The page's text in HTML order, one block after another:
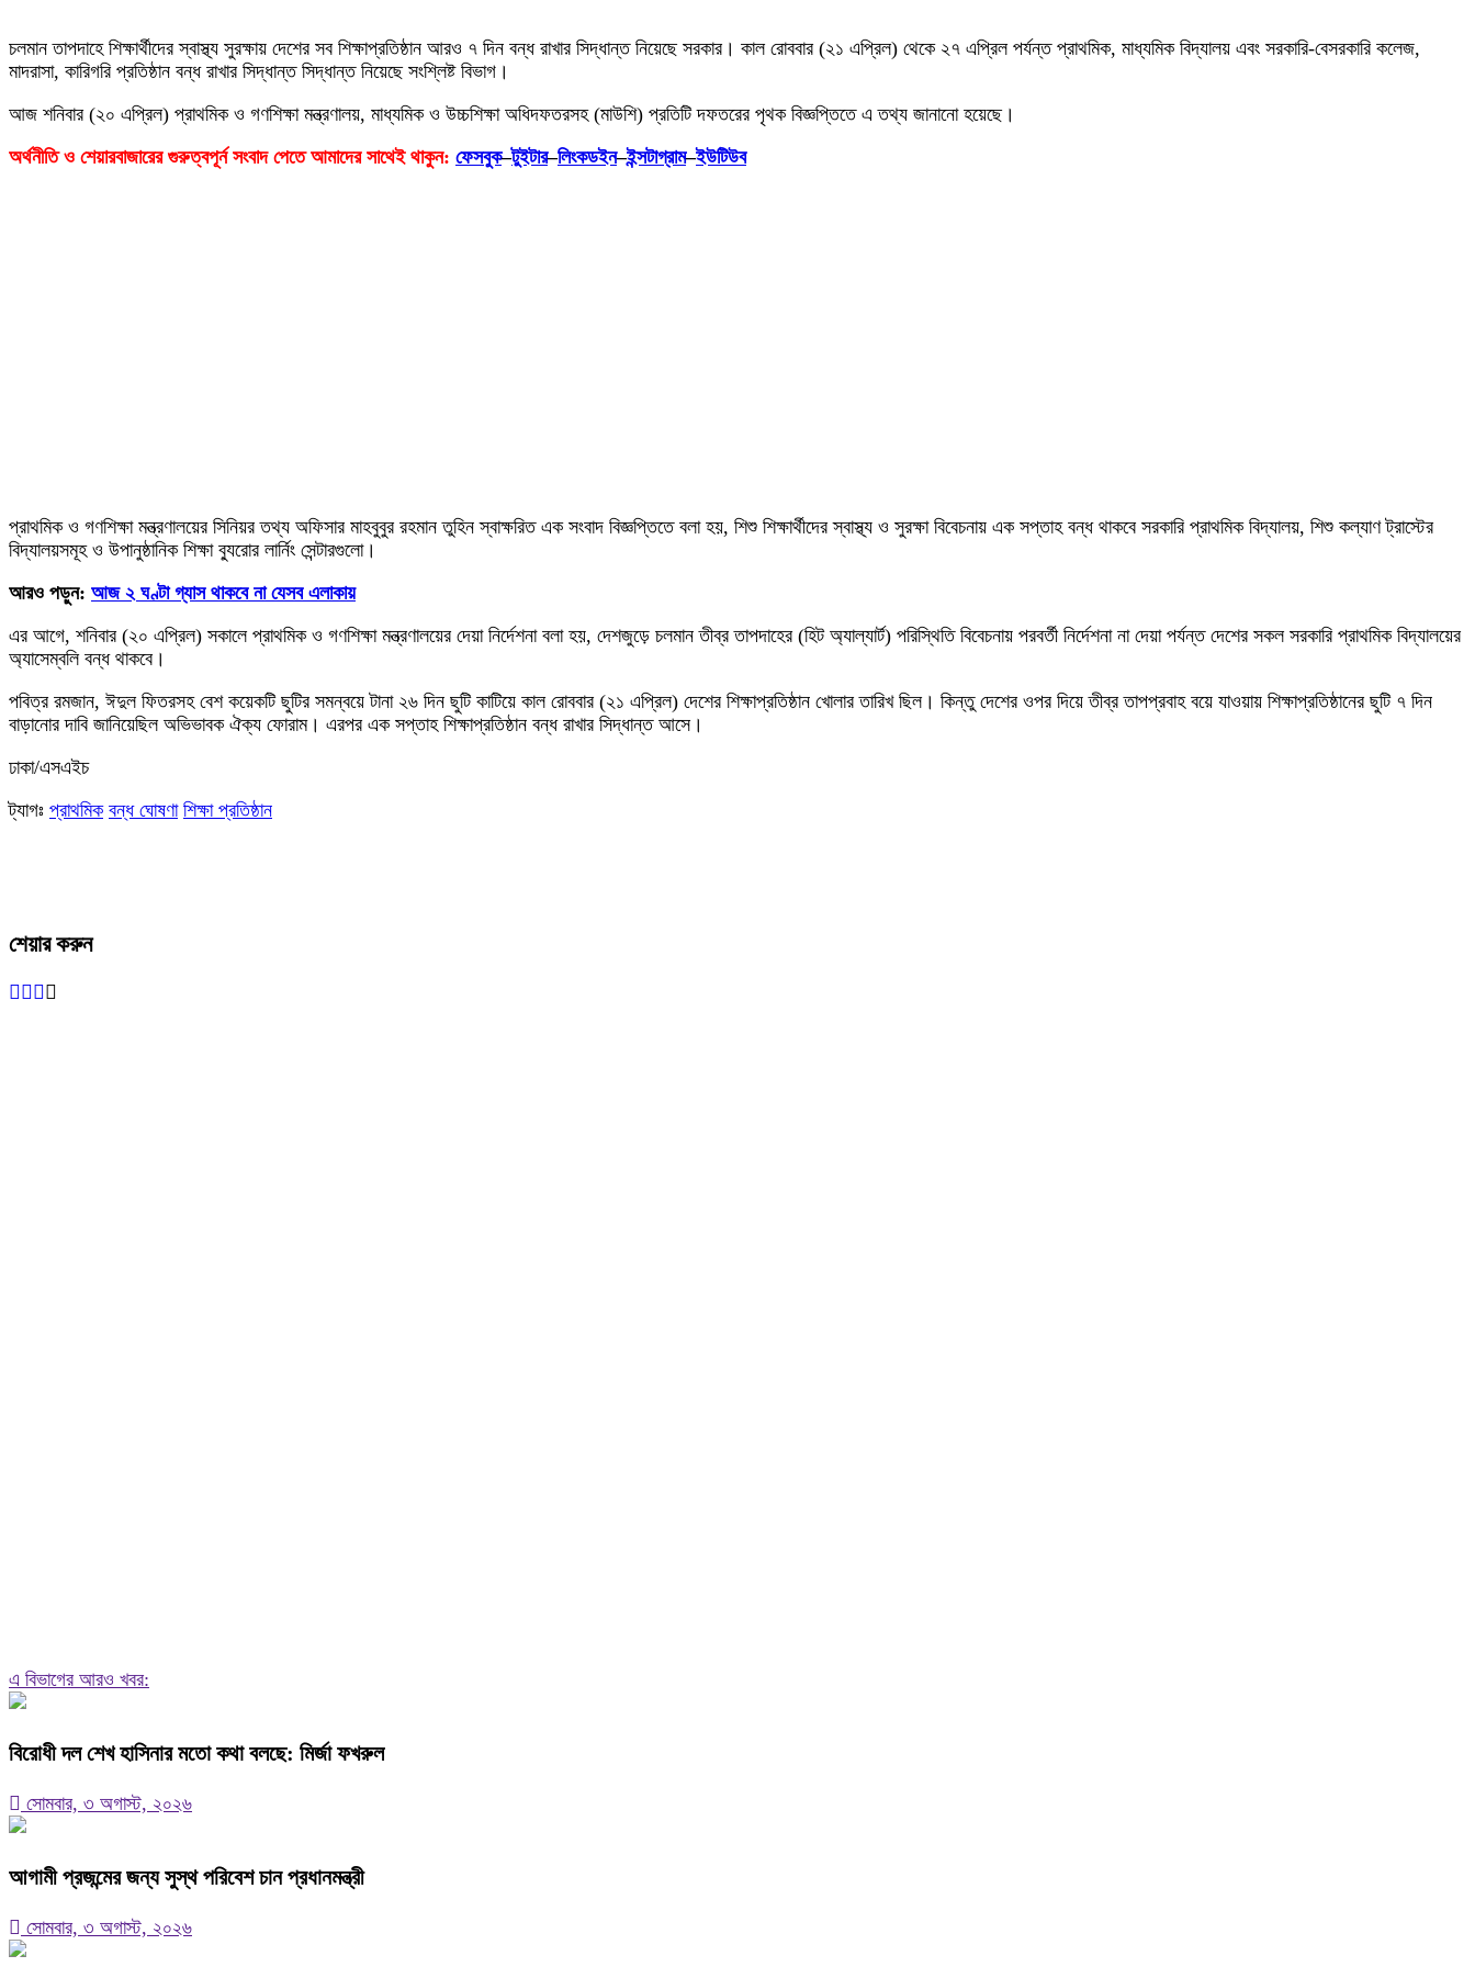
চলমান তাপদাহে শিক্ষার্থীদের স্বাস্থ্য সুরক্ষায় দেশের সব শিক্ষাপ্রতিষ্ঠান আরও ৭ দিন বন্ধ রাখার সিদ্ধান্ত নিয়েছে সরকার। কাল রোববার (২১ এপ্রিল) থেকে ২৭ এপ্রিল পর্যন্ত প্রাথমিক, মাধ্যমিক বিদ্যালয় এবং সরকারি-বেসরকারি কলেজ,
মাদরাসা, কারিগরি প্রতিষ্ঠান বন্ধ রাখার সিদ্ধান্ত সিদ্ধান্ত নিয়েছে সংশ্লিষ্ট বিভাগ।
আজ শনিবার (২০ এপ্রিল) প্রাথমিক ও গণশিক্ষা মন্ত্রণালয়, মাধ্যমিক ও উচ্চশিক্ষা অধিদফতরসহ (মাউশি) প্রতিটি দফতরের পৃথক বিজ্ঞপ্তিতে এ তথ্য জানানো হয়েছে।
অর্থনীতি ও শেয়ারবাজারের গুরুত্বপূর্ন সংবাদ পেতে আমাদের সাথেই থাকুন: ফেসবুক–টুইটার–লিংকডইন–ইন্সটাগ্রাম–ইউটিউব
প্রাথমিক ও গণশিক্ষা মন্ত্রণালয়ের সিনিয়র তথ্য অফিসার মাহবুবুর রহমান তুহিন স্বাক্ষরিত এক সংবাদ বিজ্ঞপ্তিতে বলা হয়, শিশু শিক্ষার্থীদের স্বাস্থ্য ও সুরক্ষা বিবেচনায় এক সপ্তাহ বন্ধ থাকবে সরকারি প্রাথমিক বিদ্যালয়, শিশু কল্যাণ ট্রাস্টের
বিদ্যালয়সমূহ ও উপানুষ্ঠানিক শিক্ষা ব্যুরোর লার্নিং সেন্টারগুলো।
আরও পড়ুন: আজ ২ ঘণ্টা গ্যাস থাকবে না যেসব এলাকায়
এর আগে, শনিবার (২০ এপ্রিল) সকালে প্রাথমিক ও গণশিক্ষা মন্ত্রণালয়ের দেয়া নির্দেশনা বলা হয়, দেশজুড়ে চলমান তীব্র তাপদাহের (হিট অ্যাল্যার্ট) পরিস্থিতি বিবেচনায় পরবর্তী নির্দেশনা না দেয়া পর্যন্ত দেশের সকল সরকারি প্রাথমিক বিদ্যালয়ের
অ্যাসেম্বলি বন্ধ থাকবে।
পবিত্র রমজান, ঈদুল ফিতরসহ বেশ কয়েকটি ছুটির সমন্বয়ে টানা ২৬ দিন ছুটি কাটিয়ে কাল রোববার (২১ এপ্রিল) দেশের শিক্ষাপ্রতিষ্ঠান খোলার তারিখ ছিল। কিন্তু দেশের ওপর দিয়ে তীব্র তাপপ্রবাহ বয়ে যাওয়ায় শিক্ষাপ্রতিষ্ঠানের ছুটি ৭ দিন
বাড়ানোর দাবি জানিয়েছিল অভিভাবক ঐক্য ফোরাম। এরপর এক সপ্তাহ শিক্ষাপ্রতিষ্ঠান বন্ধ রাখার সিদ্ধান্ত আসে।
ঢাকা/এসএইচ
ট্যাগঃ প্রাথমিক বন্ধ ঘোষণা শিক্ষা প্রতিষ্ঠান
শেয়ার করুন
এ বিভাগের আরও খবর:
বিরোধী দল শেখ হাসিনার মতো কথা বলছে: মির্জা ফখরুল
সোমবার, ৩ অগাস্ট, ২০২৬
আগামী প্রজন্মের জন্য সুস্থ পরিবেশ চান প্রধানমন্ত্রী
সোমবার, ৩ অগাস্ট, ২০২৬